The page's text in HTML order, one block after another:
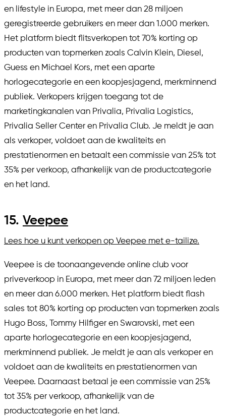
en lifestyle in Europa, met meer dan 28 miljoen
geregistreerde gebruikers en meer dan 1.000 merken.
Het platform biedt flitsverkopen tot 70% korting op
producten van topmerken zoals Calvin Klein, Diesel,
Guess en Michael Kors, met een aparte
horlogecategorie en een koopjesjagend, merkminnend
publiek. Verkopers krijgen toegang tot de
marketingkanalen van Privalia, Privalia Logistics,
Privalia Seller Center en Privalia Club. Je meldt je aan
als verkoper, voldoet aan de kwaliteits en
prestatienormen en betaalt een commissie van 25% tot
35% per verkoop, afhankelijk van de productcategorie
en het land.
15. Veepee
Lees hoe u kunt verkopen op Veepee met e-tailize.
Veepee is de toonaangevende online club voor
priveverkoop in Europa, met meer dan 72 miljoen leden
en meer dan 6.000 merken. Het platform biedt flash
sales tot 80% korting op producten van topmerken zoals
Hugo Boss, Tommy Hilfiger en Swarovski, met een
aparte horlogecategorie en een koopjesjagend,
merkminnend publiek. Je meldt je aan als verkoper en
voldoet aan de kwaliteits en prestatienormen van
Veepee. Daarnaast betaal je een commissie van 25%
tot 35% per verkoop, afhankelijk van de
productcategorie en het land.